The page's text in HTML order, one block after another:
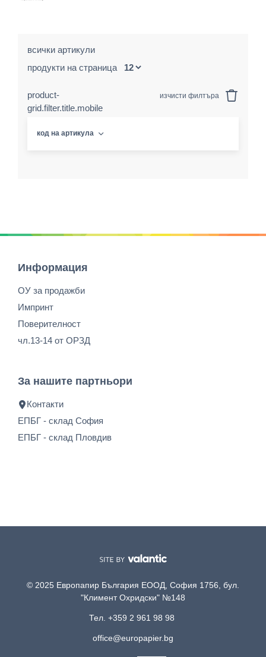
всички артикули
продукти на страница
product-
grid.filter.title.mobile
изчисти филтъра
код на артикула
Информация
ОУ за продажби
Импринт
Поверителност
чл.13-14 от ОРЗД
За нашите партньори
Контакти
ЕПБГ - склад София
ЕПБГ - склад Пловдив
© 2025 Европапир България ЕООД, София 1756, бул.
"Климент Охридски" №148
Тел. +359 2 961 98 98
office@europapier.bg